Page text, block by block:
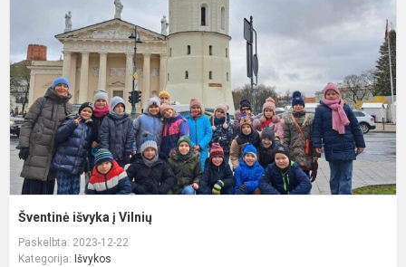
Šventinė išvyka į Vilnių
Paskelbta: 2023-12-22
Kategorija: Išvykos